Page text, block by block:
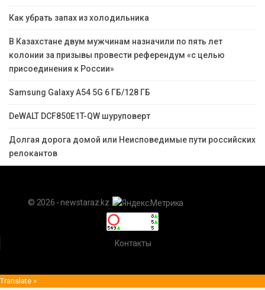
Как убрать запах из холодильника
В Казахстане двум мужчинам назначили по пять лет
колонии за призывы провести референдум «с целью
присоединения к России»
Samsung Galaxy A54 5G 6 ГБ/128 ГБ
DeWALT DCF850E1T-QW шуруповерт
Долгая дорога домой или Неисповедимые пути российских
релокантов
© 2026 - newstaraz.kz.
Контакты
Translate »